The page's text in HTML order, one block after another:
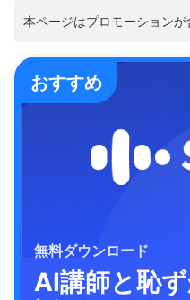
本ページはプロモーション
おすすめ
無料ダウンロード
AI講師と恥